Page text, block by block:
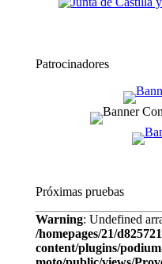
Patrocinadores
Próximas pruebas
Warning: Undefined
/homepages/21/
content/plugins/